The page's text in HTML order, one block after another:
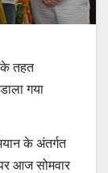
के तहत
गया
के अंतर्गत
आज सोमवार